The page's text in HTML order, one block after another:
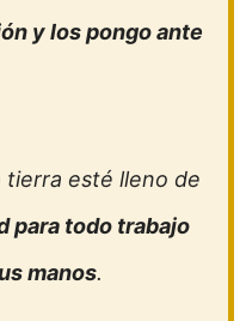
y los pongo ante
tierra esté lleno de
para todo trabajo
manos.